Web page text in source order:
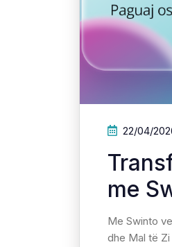
22/04/
me
Me Swinto
dhe Mal të